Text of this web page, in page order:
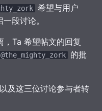
希望与用户
一段讨论。
，Ta 希望帖文的回复
@the_mighty_zork
的批
及这三位讨论参与者转